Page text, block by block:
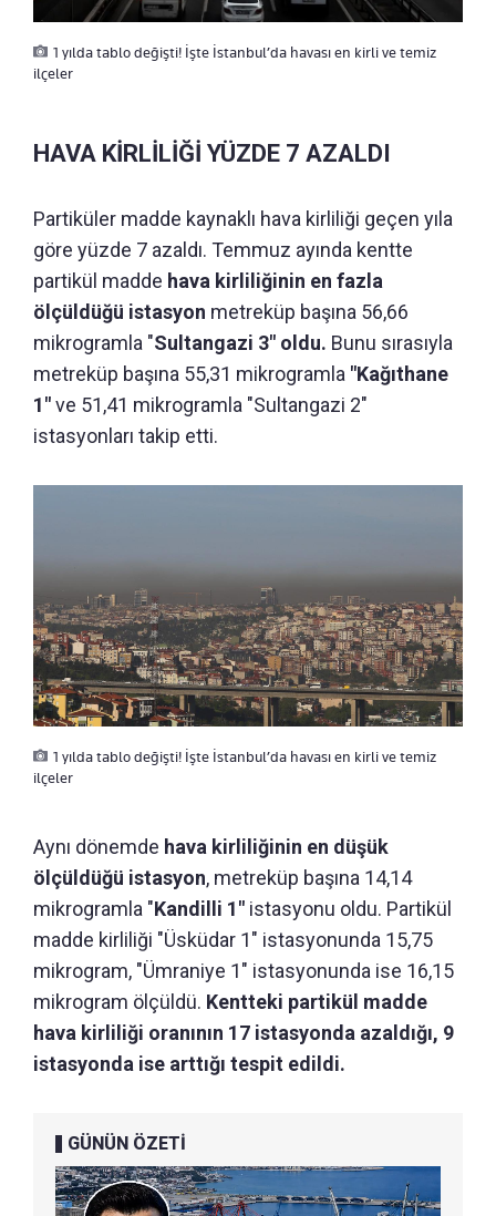
1 yılda tablo değişti! İşte İstanbul’da havası en kirli ve temiz
ilçeler
HAVA KİRLİLİĞİ YÜZDE 7 AZALDI
Partiküler madde kaynaklı hava kirliliği geçen yıla
göre yüzde 7 azaldı. Temmuz ayında kentte
partikül madde hava kirliliğinin en fazla
ölçüldüğü istasyon metreküp başına 56,66
mikrogramla "Sultangazi 3" oldu. Bunu sırasıyla
metreküp başına 55,31 mikrogramla "Kağıthane
1"ve 51,41 mikrogramla "Sultangazi 2"
istasyonları takip etti.
1 yılda tablo değişti! İşte İstanbul’da havası en kirli ve temiz
ilçeler
Aynı dönemde hava kirliliğinin en düşük
ölçüldüğü istasyon, metreküp başına 14,14
mikrogramla "Kandilli 1" istasyonu oldu. Partikül
madde kirliliği "Üsküdar 1" istasyonunda 15,75
mikrogram, "Ümraniye 1" istasyonunda ise 16,15
mikrogram ölçüldü. Kentteki partikül madde
hava kirliliği oranının 17 istasyonda azaldığı, 9
istasyonda ise arttığı tespit edildi.
GÜNÜN ÖZETİ